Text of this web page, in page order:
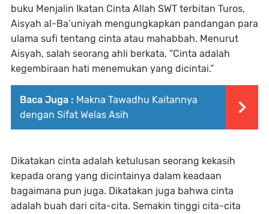
buku Menjalin Ikatan Cinta Allah SWT terbitan Turos,
Aisyah al-Ba’uniyah mengungkapkan pandangan para
ulama sufi tentang cinta atau mahabbah. Menurut
Aisyah, salah seorang ahli berkata, “Cinta adalah
kegembiraan hati menemukan yang dicintai.”
Baca Juga : Makna Tawadhu Kaitannya
dengan Sifat Welas Asih
Dikatakan cinta adalah ketulusan seorang kekasih
kepada orang yang dicintainya dalam keadaan
bagaimana pun juga. Dikatakan juga bahwa cinta
adalah buah dari cita-cita. Semakin tinggi cita-cita